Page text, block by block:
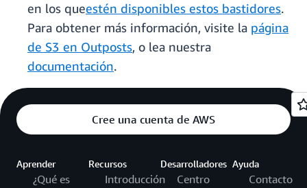
en los queestén disponibles estos bastidores.
Para obtener más información, visite la página
de S3 en Outposts, o lea nuestra
documentación.
Cree una cuenta de AWS
Aprender
¿Qué es
Recursos
Introducción
Desarrolladores
Centro
Ayuda
Contacto